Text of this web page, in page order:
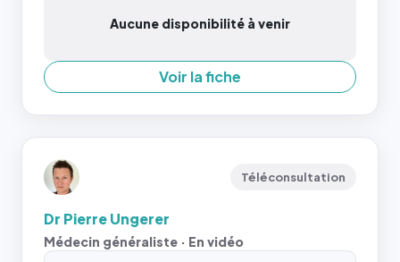
Aucune disponibilité à venir
Voir la fiche
Téléconsultation
Dr Pierre Ungerer
Médecin généraliste · En vidéo